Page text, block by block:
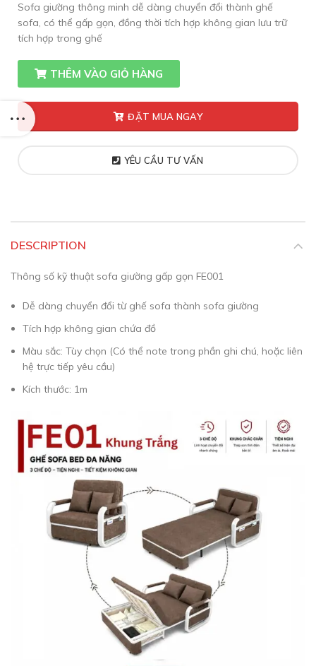
Sofa giường thông minh dễ dàng chuyển đổi thành ghế
sofa, có thể gấp gọn, đồng thời tích hợp không gian lưu trữ
tích hợp trong ghế
THÊM VÀO GIỎ HÀNG
ĐẶT MUA NGAY
YÊU CẦU TƯ VẤN
DESCRIPTION
Thông số kỹ thuật sofa giường gấp gọn FE001
Dễ dàng chuyển đổi từ ghế sofa thành sofa giường
Tích hợp không gian chứa đồ
Màu sắc: Tùy chọn (Có thể note trong phần ghi chú, hoặc liên
hệ trực tiếp yêu cầu)
Kích thước: 1m